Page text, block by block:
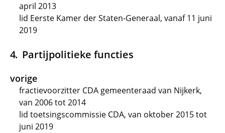
april 2013
lid Eerste Kamer der Staten-Generaal, vanaf 11 juni
2019
Partijpolitieke functies
vorige
fractievoorzitter CDA gemeenteraad van Nijkerk,
van 2006 tot 2014
lid toetsingscommissie CDA, van oktober 2015 tot
juni 2019